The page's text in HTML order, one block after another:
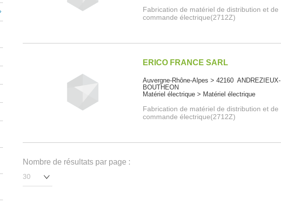
Fabrication de matériel de distribution et de
commande électrique(2712Z)
ERICO FRANCE SARL
Auvergne-Rhône-Alpes > 42160 ANDREZIEUX-
BOUTHEON
Matériel électrique > Matériel électrique
Fabrication de matériel de distribution et de
commande électrique(2712Z)
Nombre de résultats par page :